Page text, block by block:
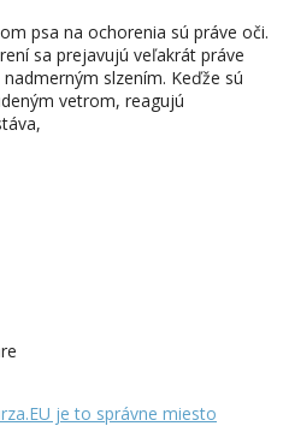
psa na ochorenia sú práve oči.
sa prejavujú veľakrát práve
slzením. Keďže sú
vetrom, reagujú
je to správne miesto